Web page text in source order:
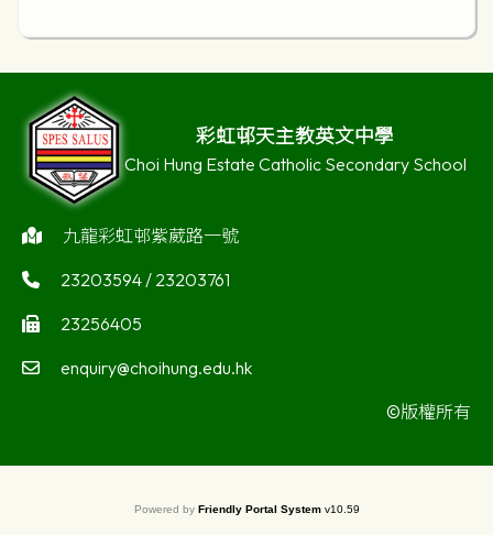
彩虹邨天主教英文中學
Choi Hung Estate Catholic Secondary School
九龍彩虹邨紫葳路一號
23203594 / 23203761
23256405
enquiry@choihung.edu.hk
©版權所有
Powered by Friendly Portal System v10.59